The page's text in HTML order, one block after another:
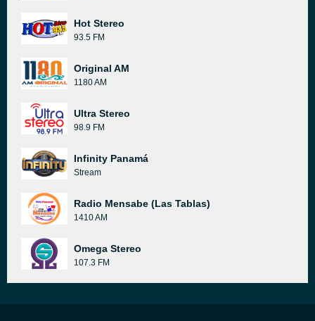
Hot Stereo
93.5 FM
Original AM
1180 AM
Ultra Stereo
98.9 FM
Infinity Panamá
Stream
Radio Mensabe (Las Tablas)
1410 AM
Omega Stereo
107.3 FM